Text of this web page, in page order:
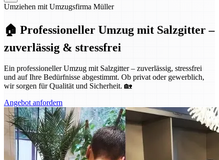
Umziehen mit Umzugsfirma Müller
🏠 Professioneller Umzug mit Salzgitter –
zuverlässig & stressfrei
Ein professioneller Umzug mit Salzgitter – zuverlässig, stressfrei
und auf Ihre Bedürfnisse abgestimmt. Ob privat oder gewerblich,
wir sorgen für Qualität und Sicherheit. 🏡
Angebot anfordern